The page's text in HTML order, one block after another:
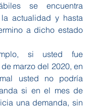
se encuentra
actualidad y hasta
a dicho estado
marzo del 2020, en
usted no podría
si en el mes de
una demanda, sin